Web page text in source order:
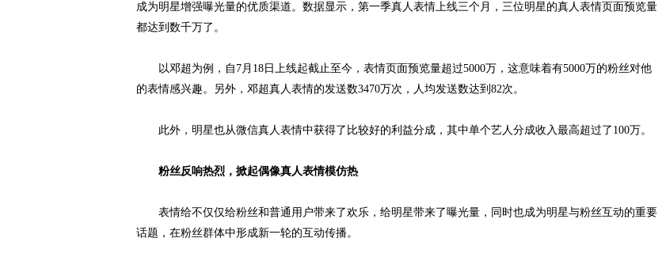
成为明星增强曝光量的优质渠道。数据显示，第一季真人表情上线三个月，三位明星的真人表情页面预览量
都达到数千万了。
以邓超为例，自7月18日上线起截止至今，表情页面预览量超过5000万，这意味着有5000万的粉丝对他
的表情感兴趣。另外，邓超真人表情的发送数3470万次，人均发送数达到82次。
此外，明星也从微信真人表情中获得了比较好的利益分成，其中单个艺人分成收入最高超过了100万。
粉丝反响热烈，掀起偶像真人表情模仿热
表情给不仅仅给粉丝和普通用户带来了欢乐，给明星带来了曝光量，同时也成为明星与粉丝互动的重要
话题，在粉丝群体中形成新一轮的互动传播。